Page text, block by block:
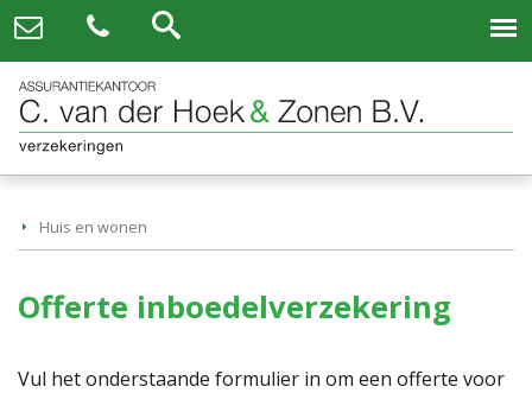
Huis en wonen
Offerte inboedelverzekering
Vul het onderstaande formulier in om een offerte voor